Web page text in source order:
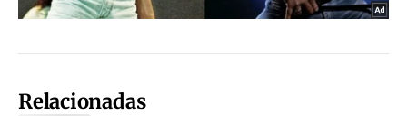
Relacionadas